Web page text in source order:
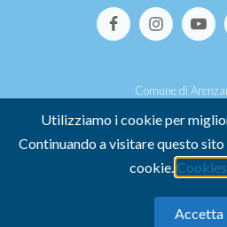
Comune di
P.I. 00449500107
-COOKIE POLICY-
Dichiarazione di
Utilizziamo i cookie per
Continuando a visitare questo
cookie.
Accetta